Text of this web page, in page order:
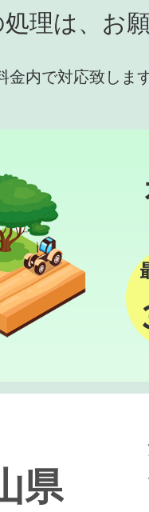
理は、お
金内で対応致しま
県